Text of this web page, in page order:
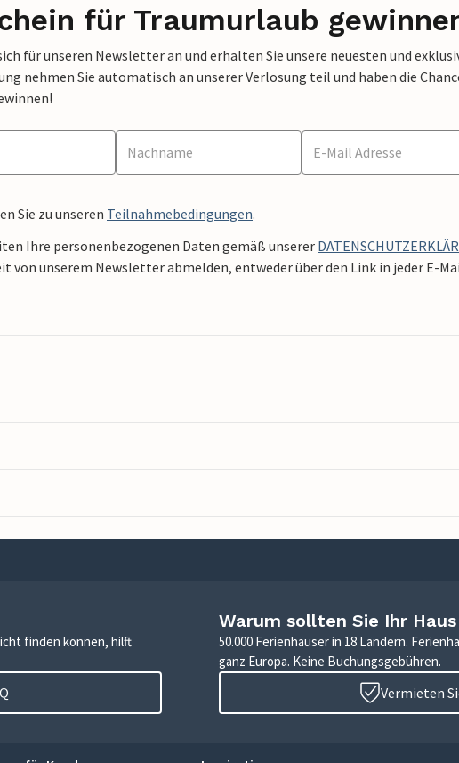
für Traumurlaub
für unseren Newsletter an und erhalten Sie unsere neuesten und
nehmen Sie automatisch an unserer Verlosung teil und haben die
Sie zu unseren Teilnahmebedingungen.
Ihre personenbezogenen Daten gemäß unserer
von unserem Newsletter abmelden, entweder über den Link in jeder E-
finden können, hilft
Warum sollten Sie Ihr
50.000 Ferienhäuser in 18 Ländern.
ganz Europa. Keine Buchungsgebühren.
Vermieten